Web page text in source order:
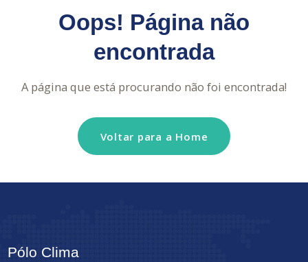
Oops! Página não
encontrada
A página que está procurando não foi encontrada!
Voltar para a Home
Pólo Clima